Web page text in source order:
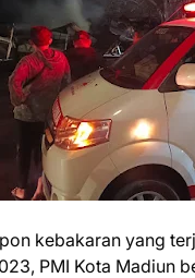
kebakaran yang
PMI Kota Madiun